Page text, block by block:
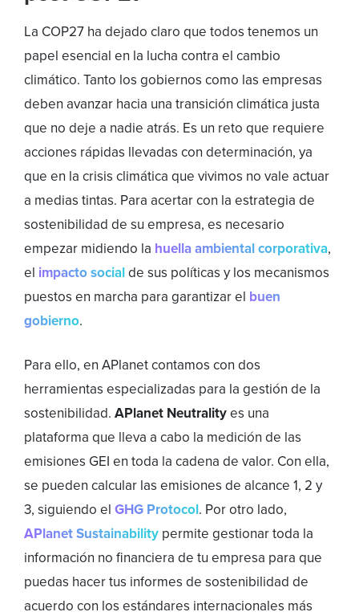
La COP27 ha dejado claro que todos tenemos un
papel esencial en la lucha contra el cambio
climático. Tanto los gobiernos como las empresas
deben avanzar hacia una transición climática justa
que no deje a nadie atrás. Es un reto que requiere
acciones rápidas llevadas con determinación, ya
que en la crisis climática que vivimos no vale actuar
a medias tintas. Para acertar con la estrategia de
sostenibilidad de su empresa, es necesario
empezar midiendo la huella ambiental corporativa,
el impacto socialde sus políticas y los mecanismos
puestos en marcha para garantizar el buen
gobierno.
Para ello, en APlanet contamos con dos
herramientas especializadas para la gestión de la
sostenibilidad. APlanet Neutralityes una
plataforma que lleva a cabo la medición de las
emisiones GEI en toda la cadena de valor. Con ella,
se pueden calcular las emisiones de alcance 1, 2 y
3, siguiendo el GHG Protocol. Por otro lado,
APlanet Sustainability permite gestionar toda la
información no financiera de tu empresa para que
puedas hacer tus informes de sostenibilidad de
acuerdo con los estándares internacionales más